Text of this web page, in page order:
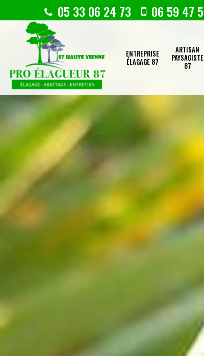
05 33 06 24 73 06 59 47
ENTREPRISE
ÉLAGAGE 87
ARTISAN
PAYSAGISTE
87